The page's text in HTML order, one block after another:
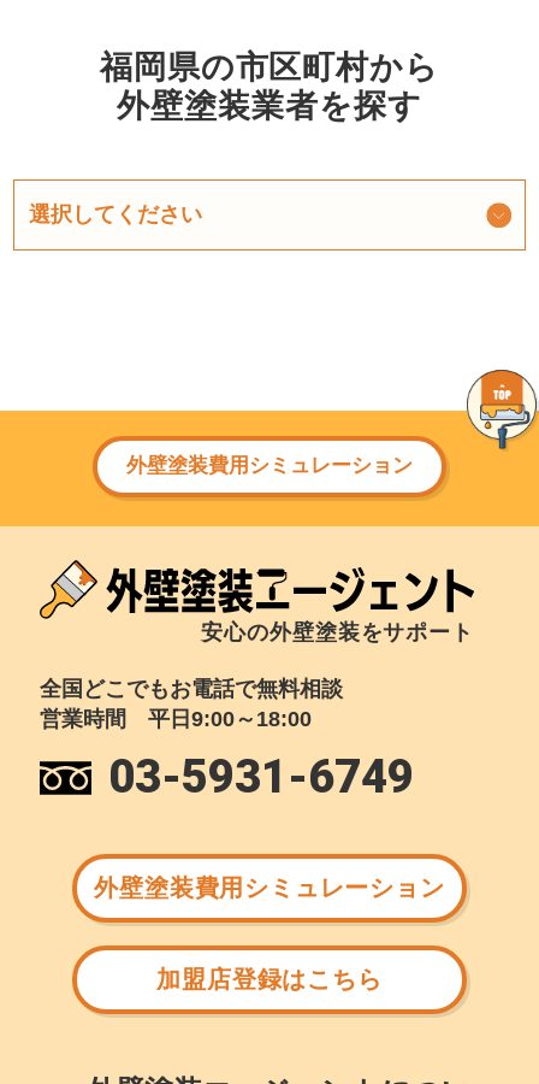
福岡県の市区町村から
外壁塗装業者を探す
外壁塗装費用シミュレーション
安心の外壁塗装をサポート
全国どこでもお電話で無料相談
営業時間 平日9:00～18:00
03-5931-6749
外壁塗装費用シミュレーション
加盟店登録はこちら